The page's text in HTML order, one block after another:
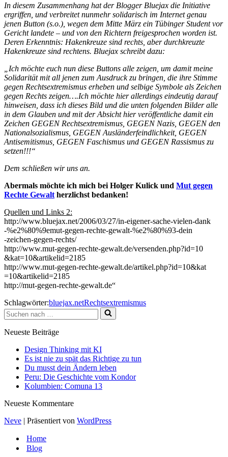
In diesem Zusammenhang hat der Blogger Bluejax die Initiative
ergriffen, und verbreitet nunmehr solidarisch im Internet genau
jenen Button (s.o.), wegen dem Mitte März ein Tübinger Student vor
Gericht landete – und von den Richtern freigesprochen worden ist.
Deren Erkenntnis: Hakenkreuze sind rechts, aber durchkreuzte
Hakenkreuze sind rechtens. Bluejax schreibt dazu:
„Ich möchte euch nun diese Buttons alle zeigen, um damit meine
Solidarität mit all jenen zum Ausdruck zu bringen, die ihre Stimme
gegen Rechtsextremismus erheben und selbige Symbole als Zeichen
gegen Rechts zeigen….Ich möchte hier allerdings eindeutig darauf
hinweisen, dass ich dieses Bild und die unten folgenden Bilder alle
in dem Glauben und mit der Absicht hier veröffentliche damit ein
Zeichen GEGEN Rechtsextremismus, GEGEN Nazis, GEGEN den
Nationalsozialismus, GEGEN Ausländerfeindlichkeit, GEGEN
Antisemitismus, GEGEN Faschismus und GEGEN Rassismus zu
setzen!!!“
Dem schließen wir uns an.
Abermals möchte ich mich bei Holger Kulick und Mut gegen
Rechte Gewalt herzlichst bedanken!
Quellen und Links 2:
http://www.bluejax.net/2006/03/27/in-eigener-sache-vielen-dank
-%e2%80%9emut-gegen-rechte-gewalt-%e2%80%93-dein
-zeichen-gegen-rechts/
http://www.mut-gegen-rechte-gewalt.de/versenden.php?id=10
&kat=10&artikelid=2185
http://www.mut-gegen-rechte-gewalt.de/artikel.php?id=10&kat
=10&artikelid=2185
http://mut-gegen-rechte-gewalt.de“
Schlagwörter:bluejax.netRechtsextremismus
Suchen
nach …
Neueste Beiträge
Design Thinking mit KI
Es ist nie zu spät das Richtige zu tun
Du musst dein Ändern leben
Peru: Die Geschichte vom Kondor
Kolumbien: Comuna 13
Neueste Kommentare
Neve | Präsentiert von WordPress
Home
Blog